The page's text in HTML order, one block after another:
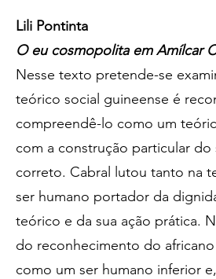
Lili Pontinta
O eu cosmopolita em Amílcar
Nesse texto pretende-se
teórico social guineense é
compreendê-lo como um
com a construção particular
correto. Cabral lutou tanto na
ser humano portador da
teórico e da sua ação prática.
do reconhecimento do
como um ser humano inferior